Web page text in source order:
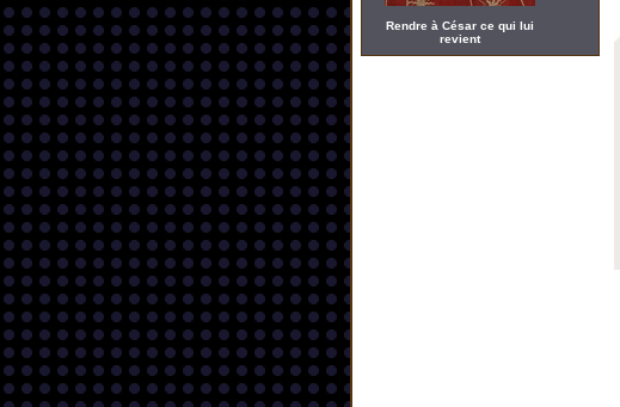
Rendre à César ce qui lui
revient